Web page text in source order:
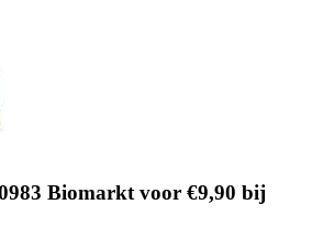
Biomarkt voor €9,90 bij